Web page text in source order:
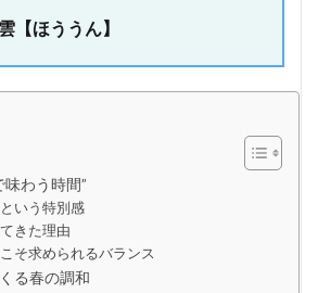
【ほううん】
わう時間”
いう特別感
きた理由
そ求められるバランス
る春の調和